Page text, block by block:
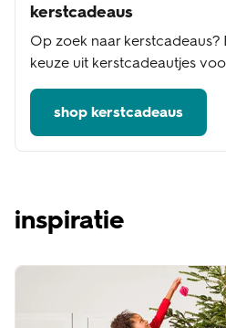
kerstcadeaus
Op zoek naar kerstcadeaus?
keuze uit kerstcadeautjes
shop kerstcadeaus
inspiratie